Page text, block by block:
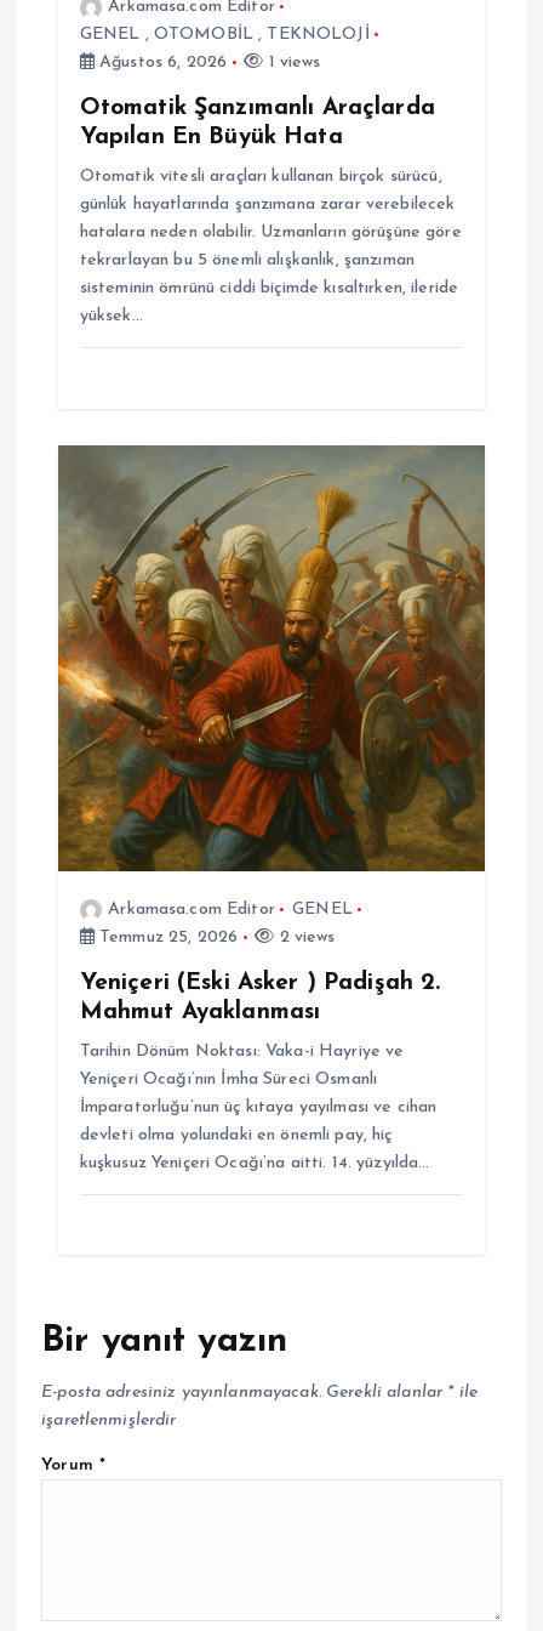
Arkamasa.com Editor
GENEL , OTOMOBİL , TEKNOLOJİ
Ağustos 6, 2026
1 views
Otomatik Şanzımanlı Araçlarda
Yapılan En Büyük Hata
Otomatik vitesli araçları kullanan birçok sürücü,
günlük hayatlarında şanzımana zarar verebilecek
hatalara neden olabilir. Uzmanların görüşüne göre
tekrarlayan bu 5 önemli alışkanlık, şanzıman
sisteminin ömrünü ciddi biçimde kısaltırken, ileride
yüksek…
Arkamasa.com Editor
GENEL
Temmuz 25, 2026
2 views
Yeniçeri (Eski Asker ) Padişah 2.
Mahmut Ayaklanması
Tarihin Dönüm Noktası: Vaka-i Hayriye ve
Yeniçeri Ocağı’nın İmha Süreci Osmanlı
İmparatorluğu’nun üç kıtaya yayılması ve cihan
devleti olma yolundaki en önemli pay, hiç
kuşkusuz Yeniçeri Ocağı’na aitti. 14. yüzyılda…
Bir yanıt yazın
E-posta adresiniz yayınlanmayacak. Gerekli alanlar *ile
işaretlenmişlerdir
Yorum *